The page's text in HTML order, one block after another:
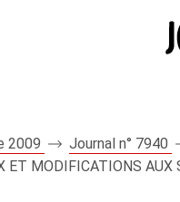
2009
Journal n° 7940
ET MODIFICATIONS